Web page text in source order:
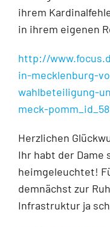
ihrem
in ihrem eigenen
http://
in-mecklenburg-
wahlbeteiligung-
meck-
Herzlichen
Ihr habt der Dame
heimgeleuchtet!
demnächst zur
Infrastruktur ja